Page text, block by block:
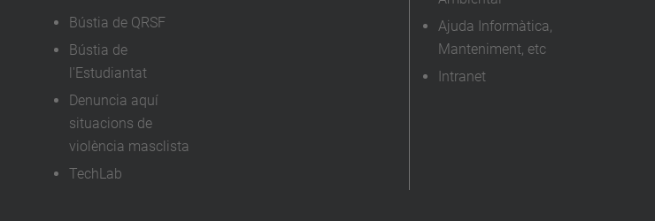
Bústia de QRSF
Bústia de
l'Estudiantat
Denuncia aquí
situacions de
violència masclista
TechLab
Ajuda Informàtica,
Manteniment, etc
Intranet